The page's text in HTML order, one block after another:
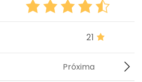
21
Próxima